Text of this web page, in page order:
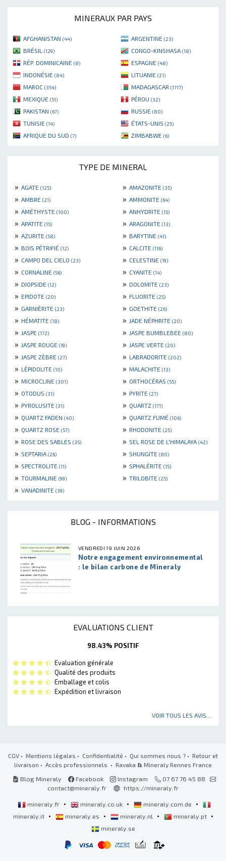
MINERAUX PAR PAYS
AFGHANISTAN (44) ARGENTINE (23)
BRÉSIL (129) CONGO-KINSHASA (18)
RÉP. DOMINICAINE (8) ESPAGNE (48)
INDONÉSIE (84) LITUANIE (21)
MAROC (354) MADAGASCAR (1717)
MEXIQUE (51) PÉROU (32)
PAKISTAN (67) RUSSIE (80)
TUNISIE (14) ÉTATS-UNIS (25)
AFRIQUE DU SUD (7) ZIMBABWE (6)
TYPE DE MINERAL
» AGATE (125) » AMAZONITE (35)
» AMBRE (21) » AMMONITE (64)
» AMÉTHYSTE (100) » ANHYDRITE (15)
» APATITE (15) » ARAGONITE (13)
» AZURITE (58) » BARYTINE (41)
» BOIS PÉTRIFIÉ (12) » CALCITE (116)
» CAMPO DEL CIELO (23) » CELESTINE (19)
» CORNALINE (56) » CYANITE (14)
» DIOPSIDE (12) » DOLOMITE (23)
» EPIDOTE (20) » FLUORITE (25)
» GARNIÈRITE (23) » GOETHITE (26)
» HÉMATITE (18) » JADE NÉPHRITE (20)
» JASPE (172) » JASPE BUMBLEBEE (80)
» JASPE ROUGE (19) » JASPE VERTE (20)
» JASPE ZÈBRE (27) » LABRADORITE (202)
» LÉPIDOLITE (10) » MALACHITE (13)
» MICROCLINE (301) » ORTHOCÉRAS (55)
» OTODUS (31) » PYRITE (27)
» PYROLUSITE (31) » QUARTZ (171)
» QUARTZ FADEN (40) » QUARTZ FUMÉ (106)
» QUARTZ ROSE (57) » RHODONITE (25)
» ROSE DES SABLES (35) » SEL ROSE DE L'HIMALAYA (42)
» SEPTARIA (26) » SHUNGITE (80)
» SPECTROLITE (11) » SPHALÉRITE (15)
» TOURMALINE (99) » TRILOBITE (25)
» VANADINITE (39)
BLOG - INFORMATIONS
VENDREDI 19 JUIN 2026
Notre engagement environnemental
: le bilan carbone de Mineraly
EVALUATIONS CLIENT
98.43% POSITIF
Evaluation générale
Qualité des produits
Emballage et colis
Expédition et livraison
VOIR TOUS LES AVIS...
CGV • Mentions légales • Confidentialité • Qui sommes nous ? • Retour et
livraison • Accès professionnels • Ravaka & Mineraly Rennes France
Blog Mineraly
Facebook Instagram
07 67 76 45 88
contact@mineraly.fr
https://mineraly.fr
mineraly.fr • mineraly.co.uk • mineraly.com.de •
mineraly.it • mineraly.es • mineraly.nl • mineraly.pt •
mineraly.se